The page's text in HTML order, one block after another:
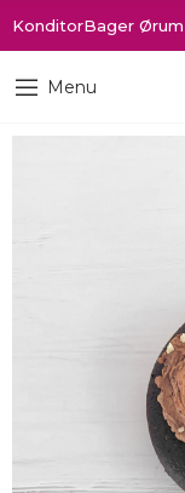
KonditorBager Ørum
Menu